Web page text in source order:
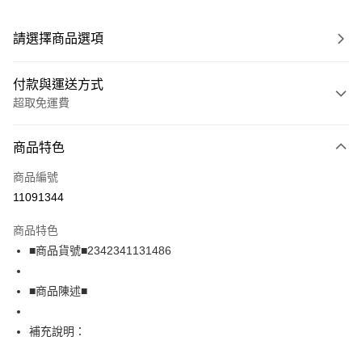
請選擇商品選項
付款與運送方式
超取免運費
信用卡一次付款
超商取貨付款
Apple Pay
街口支付
全盈+PAY
商品特色
商品編號
11091344
商品特色
■商品貨號■2342341131486
■商品陳述■
補充說明：